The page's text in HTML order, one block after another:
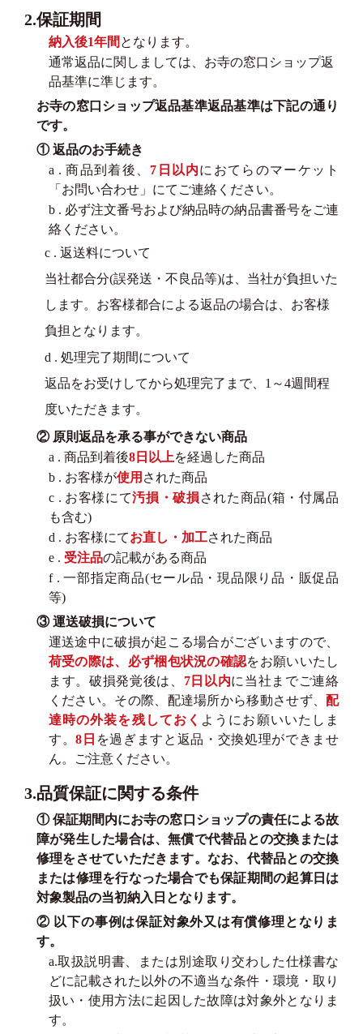
2.保証期間
納入後1年間 となります。
通常返品に関しましては、お寺の窓口ショップ返
品基準に準じます。
お寺の窓口ショップ返品基準返品基準は下記の通り
です。
① 返品のお手続き
a . 商品到着後、 7日以内におてらのマーケット
「お問い合わせ」にてご連絡ください。
b . 必ず注文番号および納品時の納品書番号をご連
絡ください。
c . 返送料について
当社都合分(誤発送・不良品等)は、当社が負担いた
します。お客様都合による返品の場合は、お客様
負担となります。
d . 処理完了期間について
返品をお受けしてから処理完了まで、1～4週間程
度いただきます。
② 原則返品を承る事ができない商品
a . 商品到着後8日以上を経過した商品
b . お客様が使用 された商品
c . お客様にて汚損・破損 された商品(箱・付属品
も含む)
d . お客様にてお直し・加工された商品
e . 受注品の記載がある商品
f . 一部指定商品(セール品・現品限り品・販促品
等)
③ 運送破損について
運送途中に破損が起こる場合がございますので、
荷受の際は、必ず梱包状況の確認をお願いいたし
ます。破損発覚後は、 7日以内に当社までご連絡
ください。その際、配達場所から移動させず、配
達時の外装を残しておく ようにお願いいたしま
す。8日 を過ぎますと返品・交換処理ができませ
ん。ご注意ください。
3.品質保証に関する条件
① 保証期間内にお寺の窓口ショップの責任による故
障が発生した場合は、無償で代替品との交換または
修理をさせていただきます。なお、代替品との交換
または修理を行なった場合でも保証期間の起算日は
対象製品の当初納入日となります。
② 以下の事例は保証対象外又は有償修理となりま
す。
a.取扱説明書、または別途取り交わした仕様書な
どに記載された以外の不適当な条件・環境・取り
扱い・使用方法に起因した故障は対象外となりま
す。